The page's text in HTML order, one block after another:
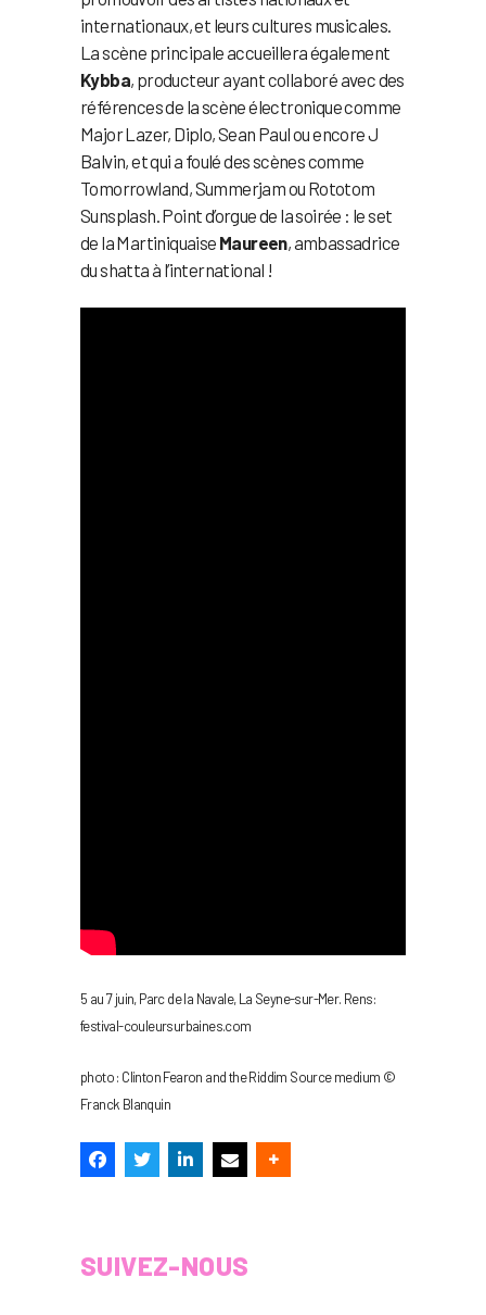
internationaux, et leurs cultures musicales.
La scène principale accueillera également
Kybba, producteur ayant collaboré avec des
références de la scène électronique comme
Major Lazer, Diplo, Sean Paul ou encore J
Balvin, et qui a foulé des scènes comme
Tomorrowland, Summerjam ou Rototom
Sunsplash. Point d’orgue de la soirée : le set
de la Martiniquaise Maureen, ambassadrice
du shatta à l’international !
5 au 7 juin, Parc de la Navale, La Seyne-sur-Mer. Rens:
festival-couleursurbaines.com
photo : Clinton Fearon and the Riddim Source medium ©
Franck Blanquin
SUIVEZ-NOUS